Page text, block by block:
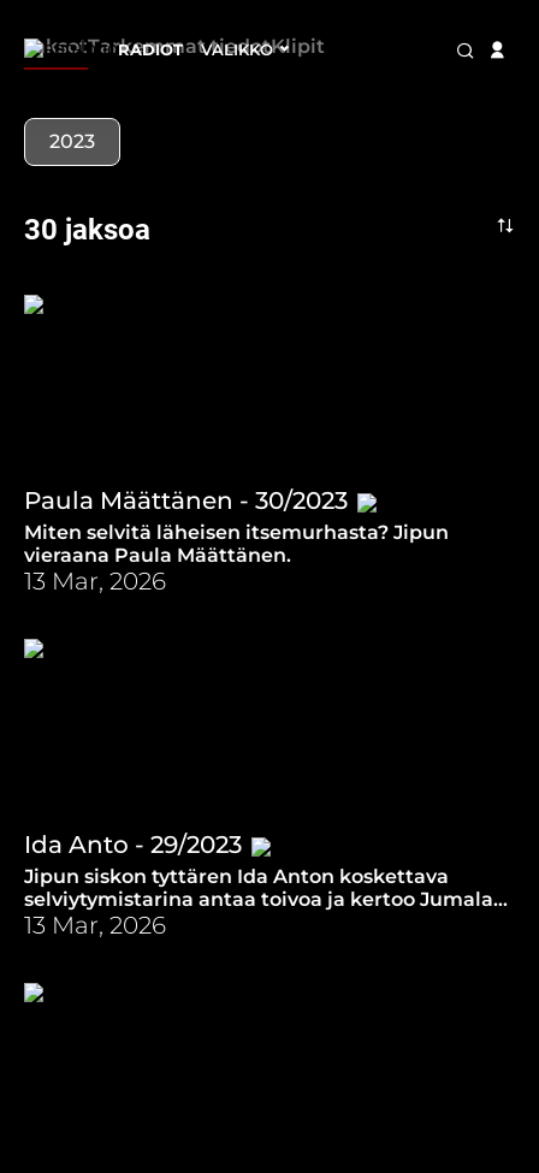
RADIOT VALIKKO
JaksotTarkemmat tiedotKlipit
2023
30 jaksoa
Paula Määttänen - 30/2023
Miten selvitä läheisen itsemurhasta? Jipun
vieraana Paula Määttänen.
13 Mar, 2026
Ida Anto - 29/2023
Jipun siskon tyttären Ida Anton koskettava
selviytymistarina antaa toivoa ja kertoo Jumalan
ihmeistä mahdottomien elämäntilanteiden
13 Mar, 2026